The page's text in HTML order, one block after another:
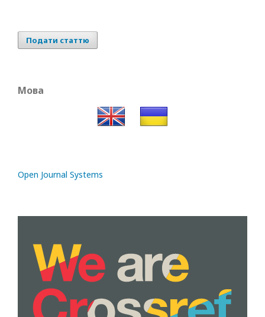
Подати статтю
Мова
Open Journal Systems